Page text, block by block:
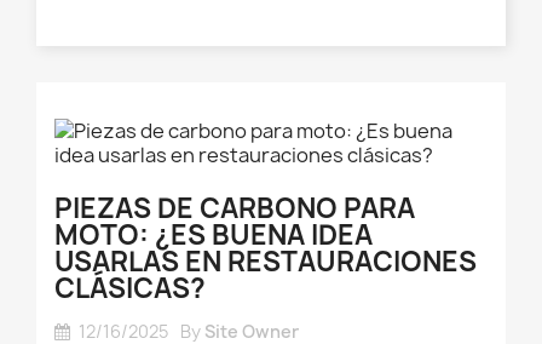
PIEZAS DE CARBONO PARA
MOTO: ¿ES BUENA IDEA
USARLAS EN RESTAURACIONES
CLÁSICAS?
12/16/2025 By Site Owner